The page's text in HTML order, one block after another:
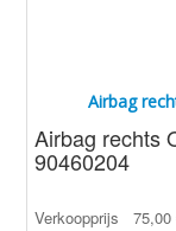
Airbag
Airbag rechts
90460204
Verkoopprijs 75,00